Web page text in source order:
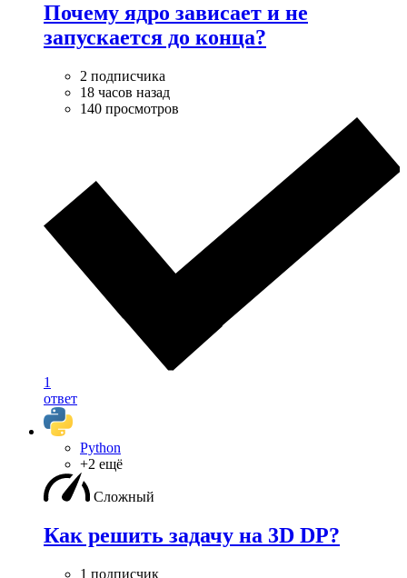
Почему ядро зависает и не
запускается до конца?
2 подписчика
18 часов назад
140 просмотров
1
ответ
Python
+2 ещё
Сложный
Как решить задачу на 3D DP?
1 подписчик